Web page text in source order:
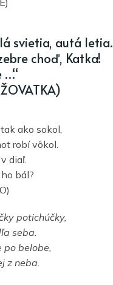
svietia, autá letia.
choď, Katka!
…“
ako sokol,
robí vôkol.
diaľ.
bál?
potichúčky,
seba.
po belobe,
z neba.